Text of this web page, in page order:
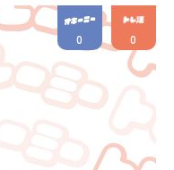
0 0